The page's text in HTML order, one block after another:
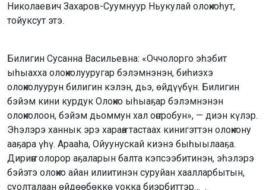
Николаевич Захаров-Суумнуур Ньукулай олоҥхоһут,
тойуксут этэ.
Билигин Сусанна Васильевна: «Оччолорго эһэбит
ыһыахха олоҥхолууругар бэлэмнэнэн, биһиэхэ
олоҥхолуурун билигин кэлэн, дьэ, өйдүүбүн. Билигин
бэйэм кини курдук Олоҥхо ыһыаҕар бэлэмнэнэн
олоҥхолоон, бэйэм дьоммун хал оҥоробун», — диэн күлэр.
Эһэлэрэ ханнык эрэ хараҥа тастаах кинигэттэн олоҥхону
ааҕара үһү. Арааһа, Ойуунускай киэнэ быһыылааҕа.
Дириҥҥэ олорор аҕаларын балта кэпсээбитинэн, эһэлэрэ
бэйэтэ олоҥхо айан илиитинэн суруйан хаалларбытын,
суолталаан өйдөөбөккө уокка биэрбиттэр… .